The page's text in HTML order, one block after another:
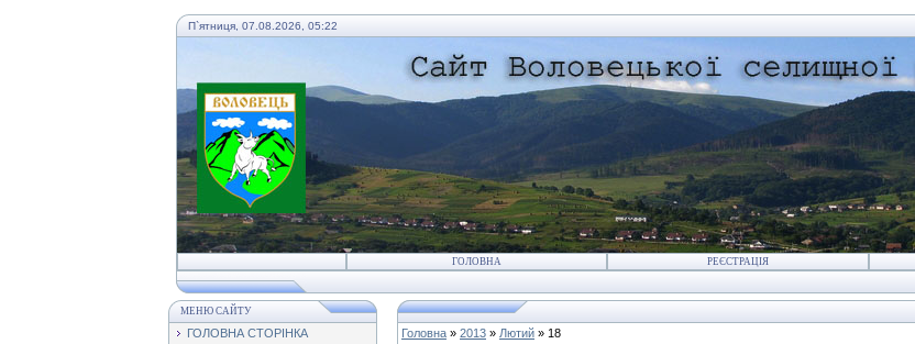
П`ятниця, 07.08.2026, 05:22
ГОЛОВНА РЕЄСТРАЦІЯ
МЕНЮ САЙТУ
ГОЛОВНА СТОРІНКА
Головна » 2013 » Лютий » 18